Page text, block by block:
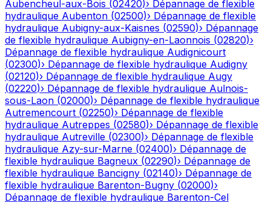
Aubencheul-aux-Bois (02420)› Dépannage de flexible
hydraulique Aubenton (02500)› Dépannage de flexible
hydraulique Aubigny-aux-Kaisnes (02590)› Dépannage
de flexible hydraulique Aubigny-en-Laonnois (02820)›
Dépannage de flexible hydraulique Audignicourt
(02300)› Dépannage de flexible hydraulique Audigny
(02120)› Dépannage de flexible hydraulique Augy
(02220)› Dépannage de flexible hydraulique Aulnois-
sous-Laon (02000)› Dépannage de flexible hydraulique
Autremencourt (02250)› Dépannage de flexible
hydraulique Autreppes (02580)› Dépannage de flexible
hydraulique Autreville (02300)› Dépannage de flexible
hydraulique Azy-sur-Marne (02400)› Dépannage de
flexible hydraulique Bagneux (02290)› Dépannage de
flexible hydraulique Bancigny (02140)› Dépannage de
flexible hydraulique Barenton-Bugny (02000)›
Dépannage de flexible hydraulique Barenton-Cel